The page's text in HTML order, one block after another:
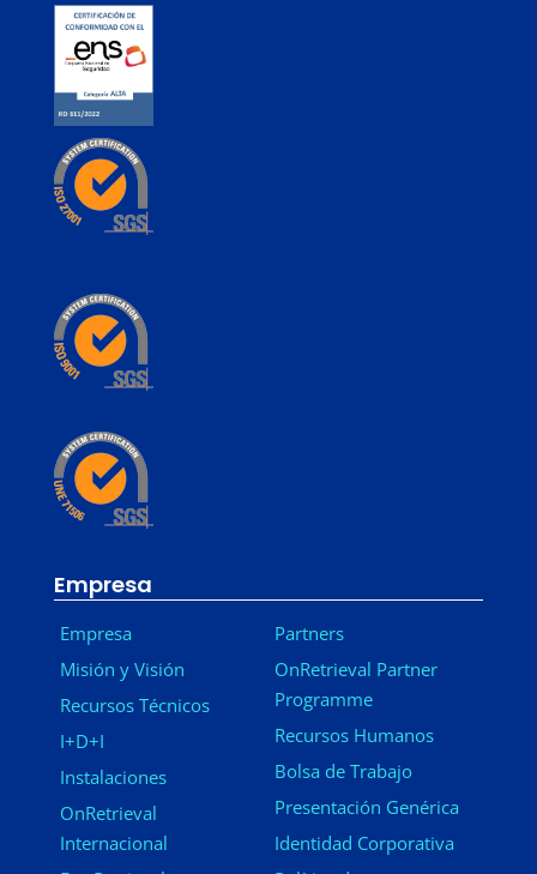
Empresa
Empresa
Misión y Visión
Recursos Técnicos
I+D+I
Instalaciones
OnRetrieval
Internacional
Partners
OnRetrieval Partner
Programme
Recursos Humanos
Bolsa de Trabajo
Presentación Genérica
Identidad Corporativa